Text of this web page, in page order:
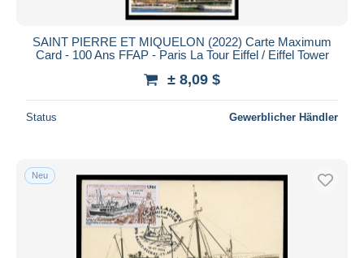
SAINT PIERRE ET MIQUELON (2022) Carte Maximum
Card - 100 Ans FFAP - Paris La Tour Eiffel / Eiffel Tower
± 8,09 $
Status Gewerblicher Händler
Neu